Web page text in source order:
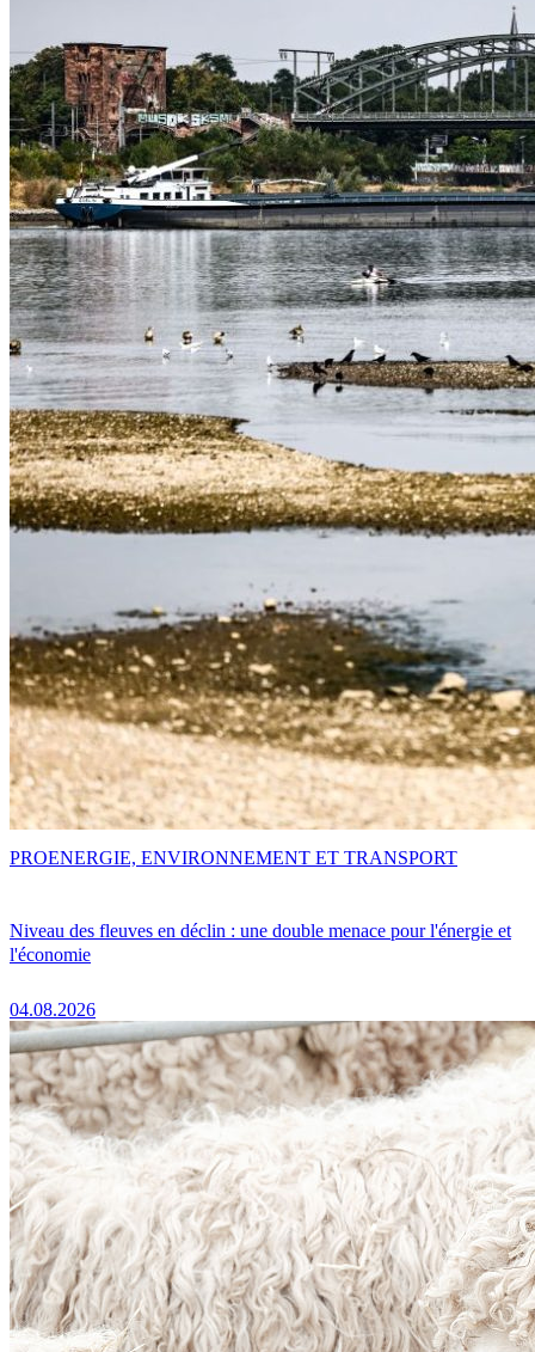
Niveau des fleuves en déclin : une double menace pour l'énergie et
l'économie
04.08.2026
PROENERGIE, ENVIRONNEMENT ET TRANSPORT